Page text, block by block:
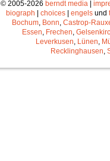
© 2005-2026 berndt media|
biograph
choices engels und
Bochum, Bonn, Castrop-
Essen, Frechen,
Leverkusen, Lünen,
Recklinghausen,